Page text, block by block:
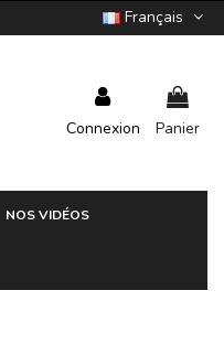
Français
Connexion Panier
NOS VIDÉOS